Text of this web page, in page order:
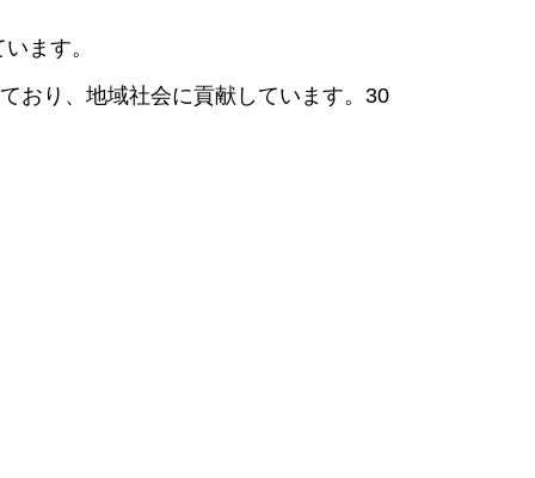
ます。
おり、地域社会に貢献しています。30